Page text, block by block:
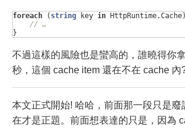
foreach ( string key in HttpRuntime.Cache)
// …
}
不過這樣的風險也是蠻高的，誰曉得你
秒，這個 cache item 還在不在 cache 內
本文正式開始! 哈哈，前面那一段只是廢
在才是正題。前面想表達的只是，因為